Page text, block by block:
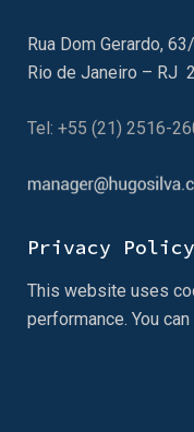
Rua Dom Gerardo,
Rio de Janeiro – RJ
Tel: +55 (21) 2516-
Privacy Policy
This website uses
performance. You